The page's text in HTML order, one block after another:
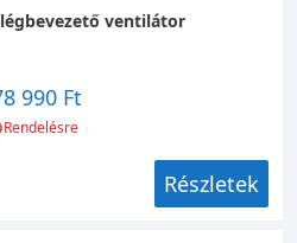
légbevezető ventilátor
990 Ft
Rendelésre
Részletek